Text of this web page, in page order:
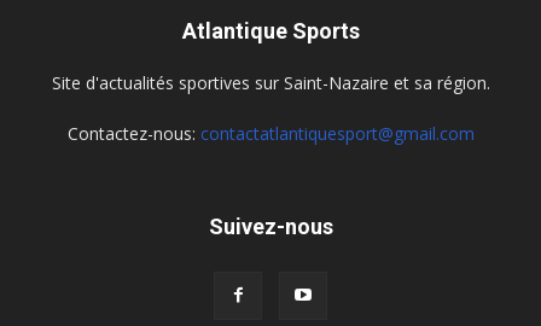
Atlantique Sports
Site d'actualités sportives sur Saint-Nazaire et sa région.
Contactez-nous: contactatlantiquesport@gmail.com
Suivez-nous